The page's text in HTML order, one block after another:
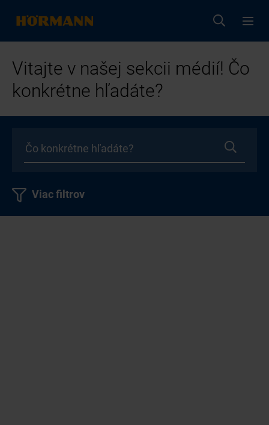
Vitajte v našej sekcii médií! Čo
konkrétne hľadáte?
Viac filtrov